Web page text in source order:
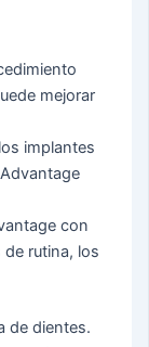
mejorar
implantes
con
rutina, los
de dientes.